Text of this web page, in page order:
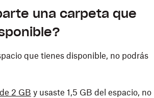
una carpeta que
que tienes disponible, no podrás
2 GB y usaste 1,5 GB del espacio, no